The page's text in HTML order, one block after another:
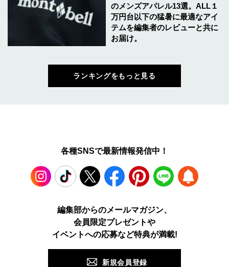
のメンズアパレル13選。ALL１
万円台以下の猛暑に最適なアイ
テムを編集者のレビューと共に
お届け。
ランキングをもっと見る
各種SNSで最新情報発信中！
TikTok Facebook Pinterest LINE
編集部からのメールマガジン、
会員限定プレゼントや
イベントへの応募など特典が満載!
新規会員登録